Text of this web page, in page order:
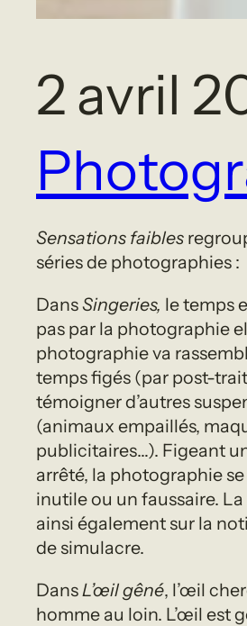
2 avril
Sensations faibles
séries de photographies :
DansSingeries, le temps
pas par la photographie
photographie va
temps figés (par post-
témoigner d’autres
(animaux empaillés,
publicitaires…). Figeant
arrêté, la photographie
inutile ou un faussaire.
ainsi également sur la
de simulacre.
DansL’œil gêné, l’œil
homme au loin. L’œil est